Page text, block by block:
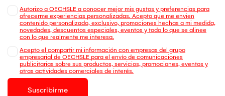
Autorizo a OECHSLE a conocer mejor mis gustos y preferencias para
ofrecerme experiencias personalizadas. Acepto que me envien
contenido personalizado, exclusivo, promociones hechas a mi medida,
novedades, descuentos especiales, eventos y todo lo que se alinee
con lo que realmente me interesa.
Acepto el compartir mi información con empresas del grupo
empresarial de OECHSLE para el envío de comunicaciones
publicitarias sobre sus productos, servicios, promociones, eventos y
otras actividades comerciales de interés.
Suscribirme